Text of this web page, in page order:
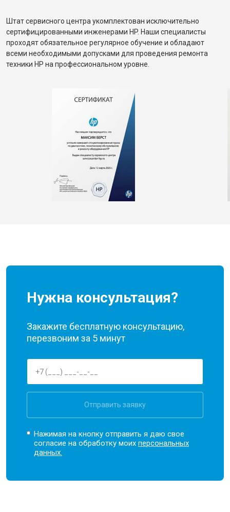
Штат сервисного центра укомплектован исключительно
сертифицированными инженерами HP. Наши специалисты
проходят обязательное регулярное обучение и обладают
всеми необходимыми допусками для проведения ремонта
техники HP на профессиональном уровне.
Нужна консультация?
Закажите бесплатную консультацию,
перезвоним за 5 минут
Отправить заявку
Нажимая на кнопку отправить я даю свое
согласие на обработку моихперсональных
данных.